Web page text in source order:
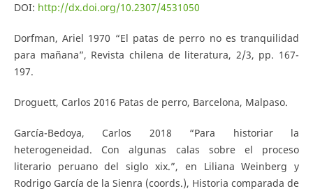
DOI: http://dx.doi.org/10.2307/4531050
Dorfman, Ariel 1970 “El patas de perro no es tranquilidad
para mañana”, Revista chilena de literatura, 2/3, pp. 167-
197.
Droguett, Carlos 2016 Patas de perro, Barcelona, Malpaso.
García-Bedoya, Carlos 2018 “Para historiar la
heterogeneidad. Con algunas calas sobre el proceso
literario peruano del siglo xix.”, en Liliana Weinberg y
Rodrigo García de la Sienra (coords.), Historia comparada de